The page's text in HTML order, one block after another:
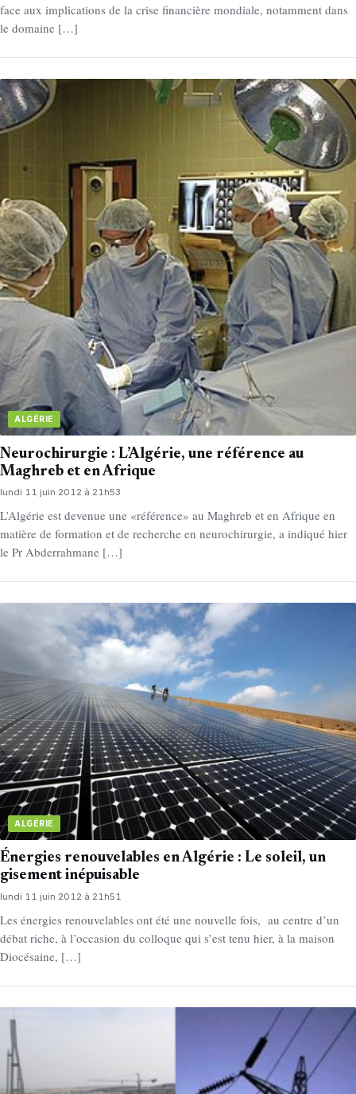
face aux implications de la crise financière mondiale, notamment dans
le domaine […]
ALGÉRIE
Neurochirurgie : L’Algérie, une référence au
Maghreb et en Afrique
lundi 11 juin 2012 à 21h53
L’Algérie est devenue une «référence» au Maghreb et en Afrique en
matière de formation et de recherche en neurochirurgie, a indiqué hier
le Pr Abderrahmane […]
ALGÉRIE
Énergies renouvelables en Algérie : Le soleil, un
gisement inépuisable
lundi 11 juin 2012 à 21h51
Les énergies renouvelables ont été une nouvelle fois, au centre d’un
débat riche, à l’occasion du colloque qui s’est tenu hier, à la maison
Diocésaine, […]